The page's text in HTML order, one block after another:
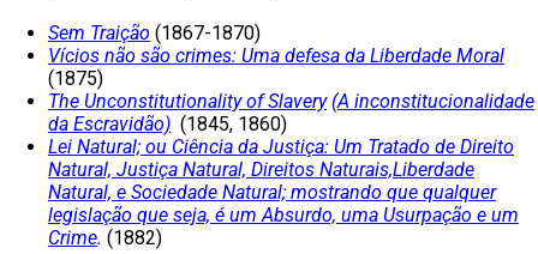
Sem Traição (1867-1870)
Vícios não são crimes: Uma defesa da Liberdade Moral
(1875)
The Unconstitutionality of Slavery (A inconstitucionalidade
da Escravidão) (1845, 1860)
Lei Natural; ou Ciência da Justiça: Um Tratado de Direito
Natural, Justiça Natural, Direitos Naturais,Liberdade
Natural, e Sociedade Natural; mostrando que qualquer
legislação que seja, é um Absurdo, uma Usurpação e um
Crime. (1882)